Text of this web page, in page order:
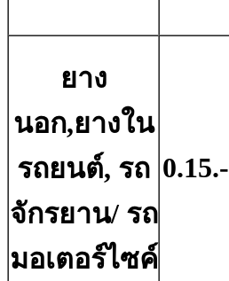
ยาง
นอก,ยางใน
รถยนต์, รถ
จักรยาน/ รถ
มอเตอร์ไซค์
0.15.-